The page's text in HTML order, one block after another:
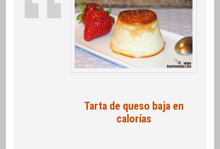
Tarta de queso baja en
calorías